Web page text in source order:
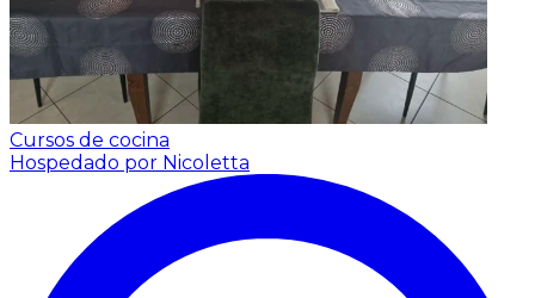
Cursos de cocina
Hospedado por Nicoletta